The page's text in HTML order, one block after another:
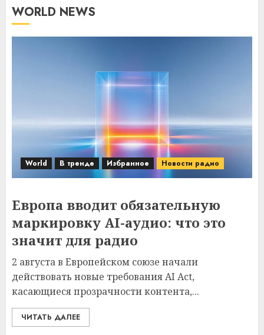
WORLD NEWS
World В тренде Избранное Новости радио
Европа вводит обязательную
маркировку AI-аудио: что это
значит для радио
2 августа в Европейском союзе начали
действовать новые требования AI Act,
касающиеся прозрачности контента,...
ЧИТАТЬ ДАЛЕЕ